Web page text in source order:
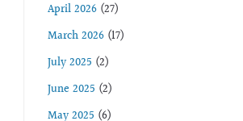
April 2026 (27)
March 2026 (17)
July 2025 (2)
June 2025 (2)
May 2025 (6)